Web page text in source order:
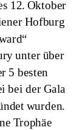
12. Oktober
Hofburg
unter über
5 besten
bei der Gala
wurden.
Trophäe